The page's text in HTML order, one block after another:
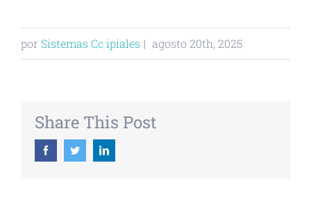
por Sistemas Cc ipiales | agosto 20th, 2025
Share This Post
FacebookTwitterLinkedin